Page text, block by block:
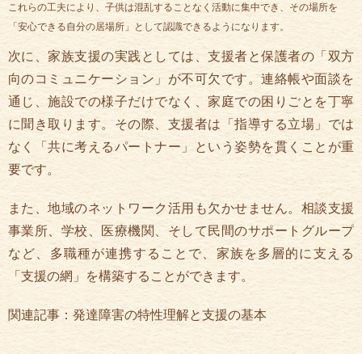
これらの工夫により、子供は混乱することなく活動に集中でき、その場所を
「安心できる自分の居場所」として認識できるようになります。
次に、家族支援の実践としては、支援者と保護者の「双方
向のコミュニケーション」が不可欠です。連絡帳や面談を
通じ、施設での様子だけでなく、家庭での困りごとを丁寧
に聞き取ります。その際、支援者は「指導する立場」では
なく「共に考えるパートナー」という姿勢を貫くことが重
要です。
また、地域のネットワーク活用も欠かせません。相談支援
事業所、学校、医療機関、そして民間のサポートグループ
など、多職種が連携することで、家族を多層的に支える
「支援の網」を構築することができます。
関連記事：発達障害の特性理解と支援の基本